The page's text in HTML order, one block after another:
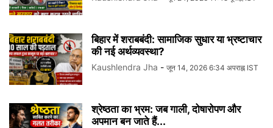
बिहार में शराबबंदी: सामाजिक सुधार या भ्रष्टाचार
की नई अर्थव्यवस्था?
Kaushlendra Jha - जून 14, 2026 6:34 अपराह्न IST
श्रेष्ठता का भ्रम: जब गाली, दोषारोपण और
अपमान बन जाते हैं...